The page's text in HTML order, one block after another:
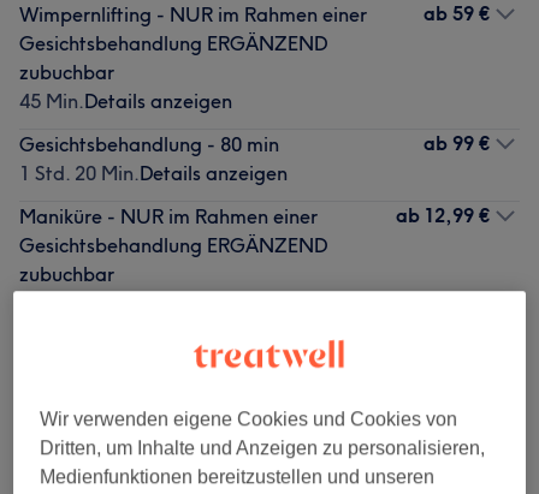
Wimpernlifting - NUR im Rahmen einer
Gesichtsbehandlung ERGÄNZEND
zubuchbar
45 Min.Details anzeigen
ab 59 €
Gesichtsbehandlung - 80 min
1 Std. 20 Min.Details anzeigen
ab 99 €
Maniküre - NUR im Rahmen einer
Gesichtsbehandlung ERGÄNZEND
zubuchbar
ab 12,99 €
10 Min. - 1 Std. 20 Min. Details anzeigen
Shellac
15 Min. - 1 Std.Details anzeigen
ab 24 €
Wir verwenden eigene Cookies und Cookies von
Dritten, um Inhalte und Anzeigen zu personalisieren,
Medienfunktionen bereitzustellen und unseren